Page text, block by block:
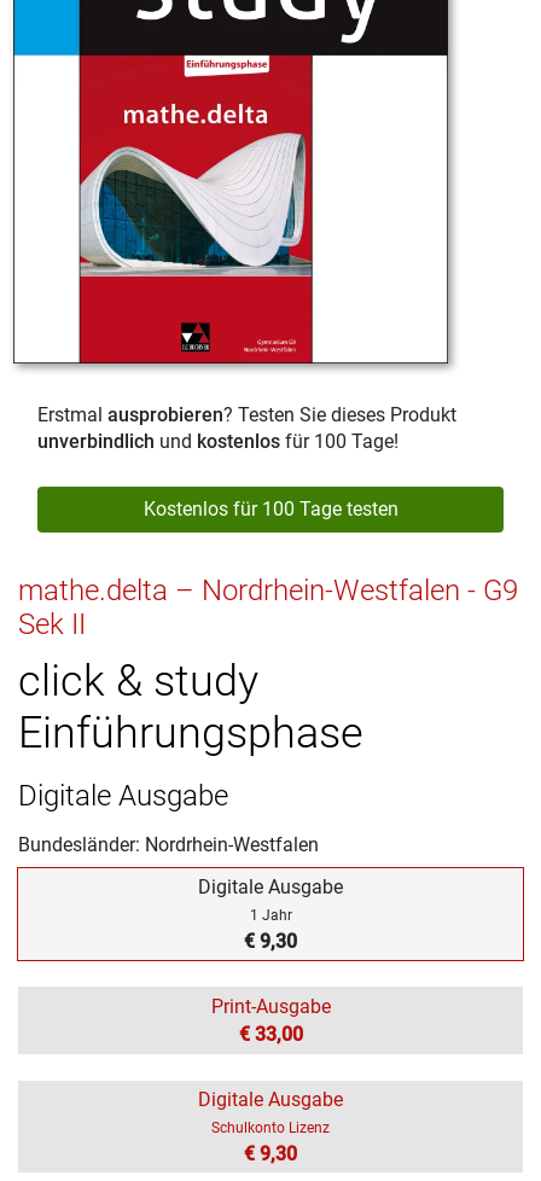
Erstmal ausprobieren? Testen Sie dieses Produkt
unverbindlich und kostenlos für 100 Tage!
Kostenlos für 100 Tage testen
mathe.delta – Nordrhein-Westfalen - G9
Sek II
click & study
Einführungsphase
Digitale Ausgabe
Bundesländer: Nordrhein-Westfalen
Digitale Ausgabe
1 Jahr
€ 9,30
Print-Ausgabe
€ 33,00
Digitale Ausgabe
Schulkonto Lizenz
€ 9,30